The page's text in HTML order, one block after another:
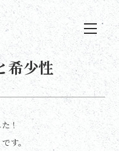
希少性
！
す。